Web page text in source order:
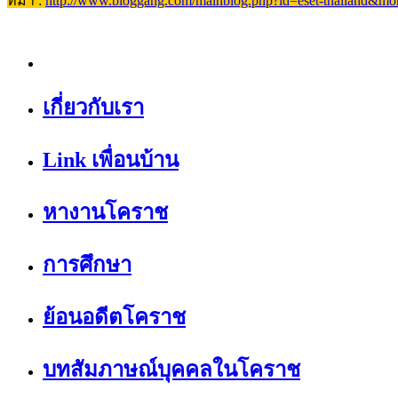
เกี่ยวกับเรา
Link เพื่อนบ้าน
หางานโคราช
การศึกษา
ย้อนอดีตโคราช
บทสัมภาษณ์บุคคลในโคราช